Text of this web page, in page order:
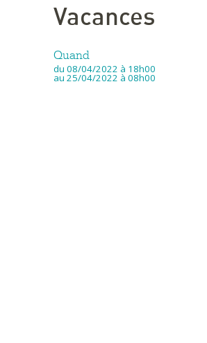
Vacances
Quand
du 08/04/2022 à 18h00
au 25/04/2022 à 08h00